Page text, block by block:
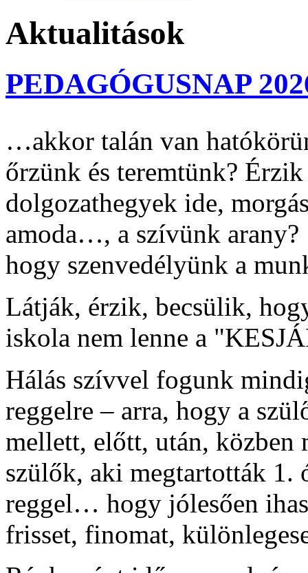
Aktualitások
PEDAGÓGUSNAP
…akkor talán van
őrzünk és teremtünk?
dolgozathegyek ide,
amoda…, a szívünk
hogy szenvedélyünk a
Látják, érzik, becsülik,
iskola nem lenne a
Hálás szívvel fogunk
reggelre – arra, hogy a
mellett, előtt, után, közben
szülők, aki megtartották 1.
reggel… hogy jólesően
frisset, finomat,